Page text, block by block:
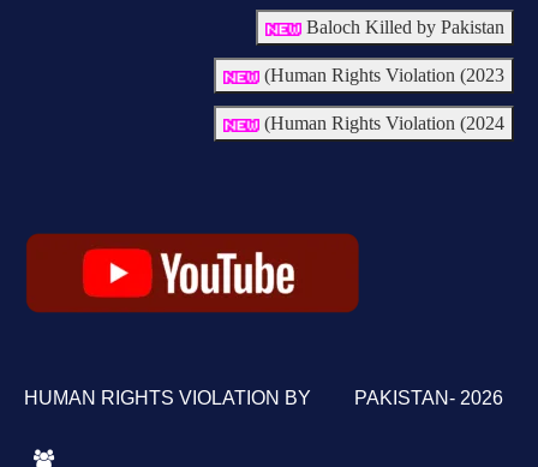
Baloch Killed by Pakistan
Human Rights Violation (2023)
Human Rights Violation (2024)
HUMAN RIGHTS VIOLATION BY PAKISTAN- 2026